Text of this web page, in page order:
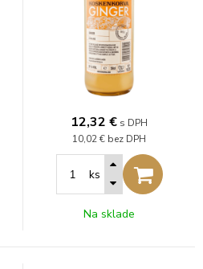
12,32 € s DPH
10,02 € bez DPH
ks
Na sklade